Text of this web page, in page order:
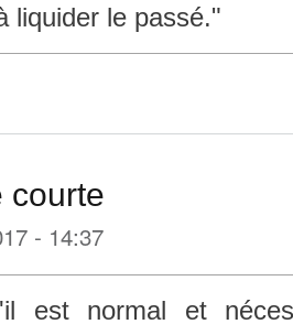
liquider le passé."
courte
- 14:37
est normal et